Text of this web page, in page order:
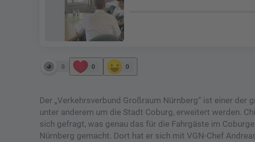
8 0 0
Der „Verkehrsverbund Großraum Nürnberg“ ist einer der
unter anderem um die Stadt Coburg, erweitert werden.
sich gefragt, was genau das für die Fahrgäste im
Nürnberg gemacht. Dort hat er sich mit VGN-Chef